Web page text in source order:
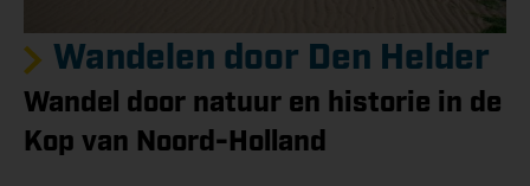
Wandelen door Den Helder
Wandel door natuur en historie in de
Kop van Noord-Holland